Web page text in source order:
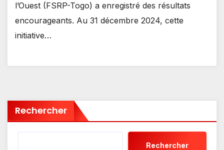
l’Ouest (FSRP-Togo) a enregistré des résultats
encourageants. Au 31 décembre 2024, cette
initiative…
Rechercher
Rechercher